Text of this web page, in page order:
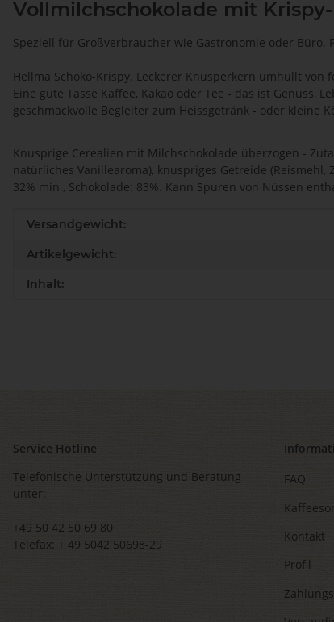
Vollmilchschokolade mit
Speziell für Großverbraucher wie Gastronomie oder Büro.
Hellma Schoko-Krispy. Leckerer Knusperkern umhüllt von
Eine gute Tasse Kaffee, Kakao oder Tee - das ist
geschmackvolle Begleiter zum Heissgetränk - oder kleine
Knusprige Cerealien mit Milchschokolade überzogen -
natürliches Vanillearoma), knuspriges Getreide
32% min., Schokolade: 83%. Kann Spuren von Nüssen
Produkteigenschaft
Wert
Versandgewicht:
Artikelgewicht:
Inhalt:
Service Hotline
Telefonische Unterstützung und Beratung
unter:
+49 50 42 50 69 80
Telefax: + 49 5042 50698-29
FAQ
Kontakt
Profil